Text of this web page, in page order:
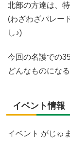
北部の方達は、
(わざわざパレー
し♪)
今回の名護での
どんなものにな
イベント情報
イベント がじゅ